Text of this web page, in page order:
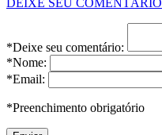
DEIXE SEU COMENTÁRIO
*Deixe seu comentário:
*Nome:
*Email:
*Preenchimento obrigatório